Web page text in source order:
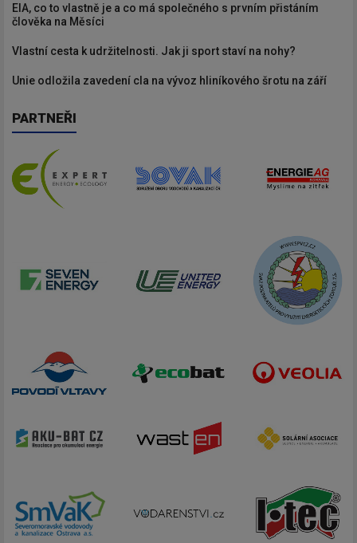
EIA, co to vlastně je a co má společného s prvním přistáním
člověka na Měsíci
Vlastní cesta k udržitelnosti. Jak ji sport staví na nohy?
Unie odložila zavedení cla na vývoz hliníkového šrotu na září
PARTNEŘI